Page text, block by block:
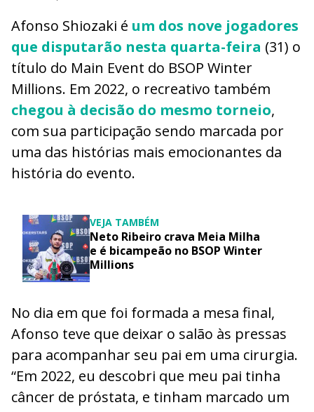
Afonso Shiozaki é um dos nove jogadores
que disputarão nesta quarta-feira (31) o
título do Main Event do BSOP Winter
Millions. Em 2022, o recreativo também
chegou à decisão do mesmo torneio,
com sua participação sendo marcada por
uma das histórias mais emocionantes da
história do evento.
VEJA TAMBÉM
Neto Ribeiro crava Meia Milha
e é bicampeão no BSOP Winter
Millions
No dia em que foi formada a mesa final,
Afonso teve que deixar o salão às pressas
para acompanhar seu pai em uma cirurgia.
“Em 2022, eu descobri que meu pai tinha
câncer de próstata, e tinham marcado um